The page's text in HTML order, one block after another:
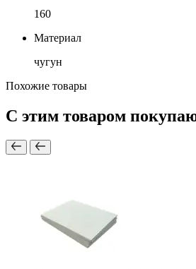
160
Материал
чугун
Похожие товары
С этим товаром